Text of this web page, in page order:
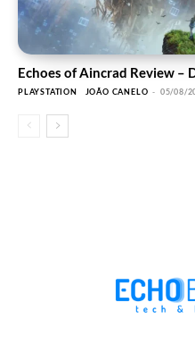
Echoes of Aincrad Review –
PLAYSTATION JOÃO CANELO - 05/08/